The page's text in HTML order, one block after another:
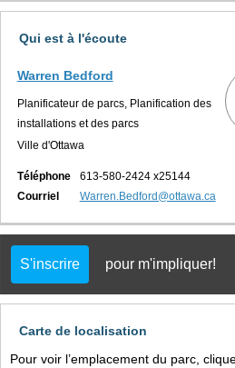
Qui est à l'écoute
Warren Bedford
Planificateur de parcs, Planification des
installations et des parcs
Ville d'Ottawa
Téléphone
613-580-2424 x25144
Courriel
Warren.Bedford@ottawa.ca
S'inscrire pour m'impliquer!
Carte de localisation
Pour voir l’emplacement du parc,